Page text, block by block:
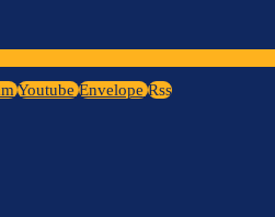
Youtube Envelope Rss